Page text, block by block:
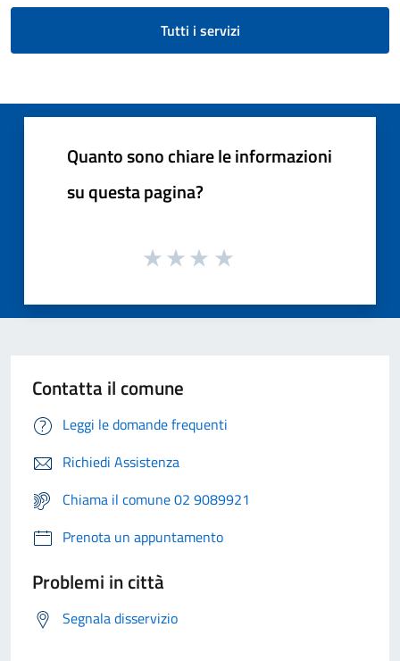
Tutti i servizi
Quanto sono chiare le informazioni
su questa pagina?
Contatta il comune
Leggi le domande frequenti
Richiedi Assistenza
Chiama il comune 02 9089921
Prenota un appuntamento
Problemi in città
Segnala disservizio